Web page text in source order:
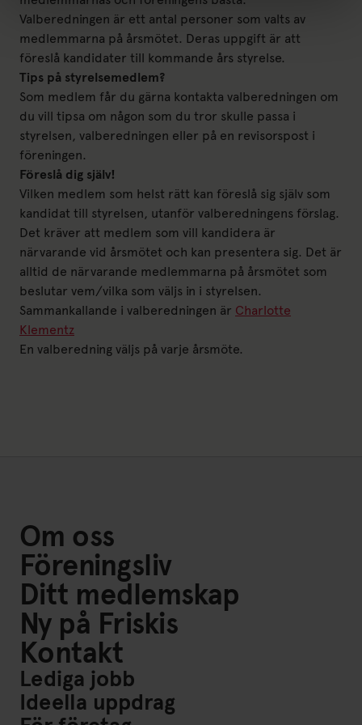
Valberedningen är ett antal personer som valts av
medlemmarna på årsmötet. Deras uppgift är att
föreslå kandidater till kommande års styrelse.
Tips på styrelsemedlem?
Som medlem får du gärna kontakta valberedningen om
du vill tipsa om någon som du tror skulle passa i
styrelsen, valberedningen eller på en revisorspost i
föreningen.
Föreslå dig själv!
Vilken medlem som helst rätt kan föreslå sig själv som
kandidat till styrelsen, utanför valberedningens förslag.
Det kräver att medlem som vill kandidera är
närvarande vid årsmötet och kan presentera sig. Det är
alltid de närvarande medlemmarna på årsmötet som
beslutar vem/vilka som väljs in i styrelsen.
Sammankallande i valberedningen är Charlotte
Klementz
En valberedning väljs på varje årsmöte.
Om oss
Föreningsliv
Ditt medlemskap
Ny på Friskis
Kontakt
Lediga jobb
Ideella uppdrag